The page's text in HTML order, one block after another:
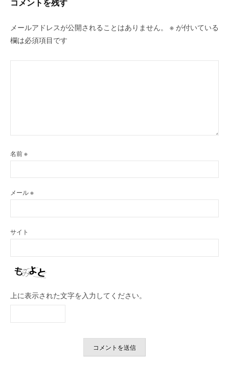
コメントを残す
メールアドレスが公開されることはありません。 ※ が付いている
欄は必須項目です
名前※
メール※
サイト
上に表示された文字を入力してください。